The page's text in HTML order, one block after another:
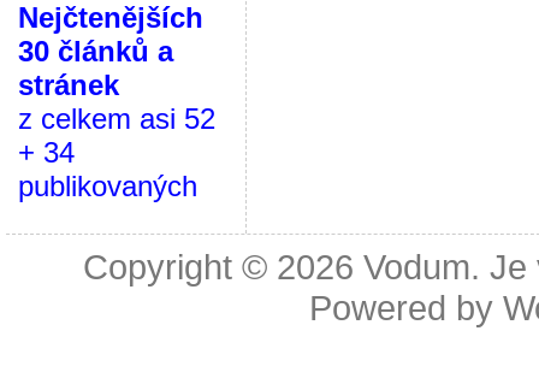
Nejčtenějších
30 článků a
stránek
z celkem asi 52
+ 34
publikovaných
Copyright © 2026 Vodum.
Powered by